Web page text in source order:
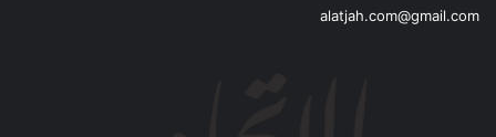
alatjah.com@gmail.com